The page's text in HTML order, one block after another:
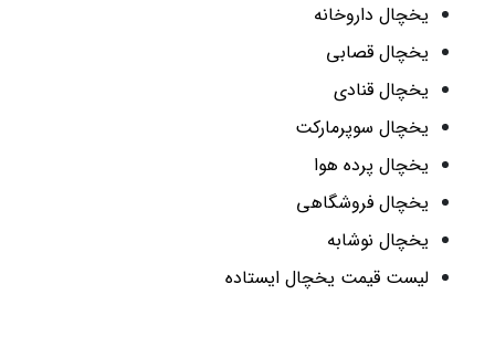
یخچال داروخانه
یخچال قصابی
یخچال قنادی
یخچال سوپرمارکت
یخچال پرده هوا
یخچال فروشگاهی
یخچال نوشابه
لیست قیمت یخچال ایستاده